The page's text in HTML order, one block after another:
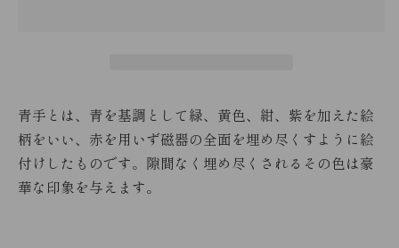
青手とは、青を基調として緑、黄色、紺、紫を加えた絵
柄をいい、赤を用いず磁器の全面を埋め尽くすように絵
付けしたものです。隙間なく埋め尽くされるその色は豪
華な印象を与えます。